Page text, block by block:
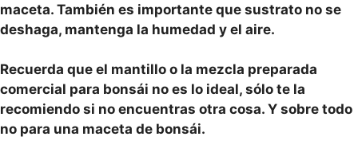
maceta. También es importante que sustrato no se
deshaga, mantenga la humedad y el aire.
Recuerda que el mantillo o la mezcla preparada
comercial para bonsái no es lo ideal, sólo te la
recomiendo si no encuentras otra cosa. Y sobre todo
no para una maceta de bonsái.